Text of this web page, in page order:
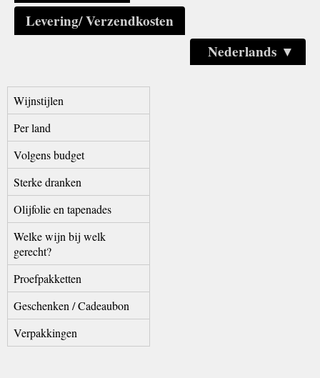
Levering/ Verzendkosten
Nederlands ▼
Wijnstijlen
Per land
Volgens budget
Sterke dranken
Olijfolie en tapenades
Welke wijn bij welk
gerecht?
Proefpakketten
Geschenken / Cadeaubon
Verpakkingen